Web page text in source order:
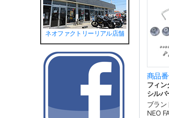
ネオファクトリーリアル店舗
商品
フィン
シル
ブラン
NEO